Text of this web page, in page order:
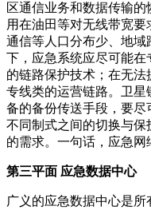
区通信业务和数据传输
用在油田等对无线带宽
通信等人口分布少、地
下，应急系统应尽可能在
的链路保护技术；在无
专线类的运营链路。卫
备的备份传送手段，要
不同制式之间的切换与
的需求。一句话，应急网
第三平面 应急数据中心
广义的应急数据中心是